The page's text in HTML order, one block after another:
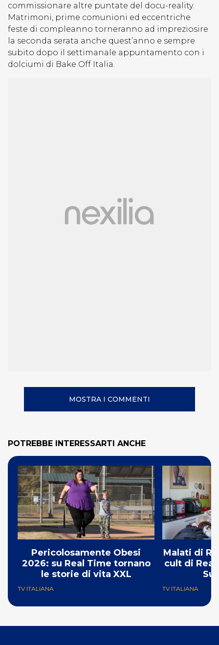
commissionare altre puntate del docu-reality.
Matrimoni, prime comunioni ed eccentriche
feste di compleanno torneranno ad impreziosire
la seconda serata anche quest’anno e sempre
subito dopo il settimanale appuntamento con i
dolciumi di Bake Off Italia.
MOSTRA I COMMENTI
POTREBBE INTERESSARTI ANCHE
Pericolosamente Obesi
2026: su Real Time tornano
le storie di vita XXL
TV ITALIANA
Malati di
cult di
TV ITALIANA